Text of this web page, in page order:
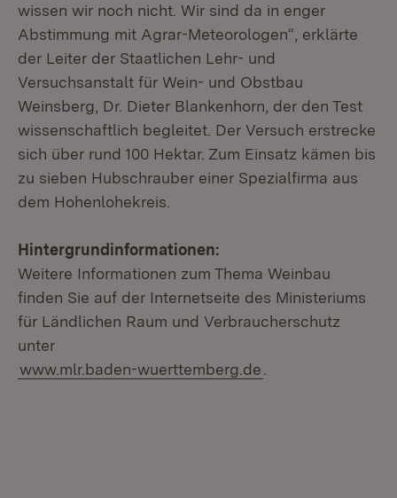
wissen wir noch nicht. Wir sind da in enger
Abstimmung mit Agrar-Meteorologen“, erklärte
der Leiter der Staatlichen Lehr- und
Versuchsanstalt für Wein- und Obstbau
Weinsberg, Dr. Dieter Blankenhorn, der den Test
wissenschaftlich begleitet. Der Versuch erstrecke
sich über rund 100 Hektar. Zum Einsatz kämen bis
zu sieben Hubschrauber einer Spezialfirma aus
dem Hohenlohekreis.
Hintergrundinformationen:
Weitere Informationen zum Thema Weinbau
finden Sie auf der Internetseite des Ministeriums
für Ländlichen Raum und Verbraucherschutz
unter
www.mlr.baden-wuerttemberg.de